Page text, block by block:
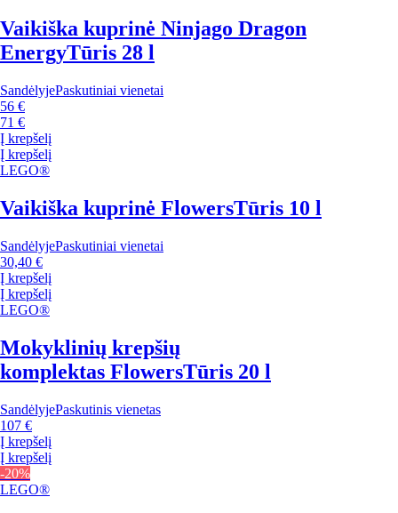
Vaikiška kuprinė Ninjago Dragon
EnergyTūris 28 l
SandėlyjePaskutiniai vienetai
56 €
71 €
Į krepšelį
Į krepšelį
LEGO®
Vaikiška kuprinė FlowersTūris 10 l
SandėlyjePaskutiniai vienetai
30,40 €
Į krepšelį
Į krepšelį
LEGO®
Mokyklinių krepšių
komplektas FlowersTūris 20 l
SandėlyjePaskutinis vienetas
107 €
Į krepšelį
Į krepšelį
-20%
LEGO®